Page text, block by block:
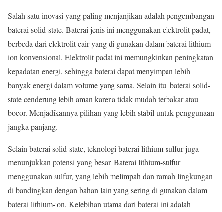
Salah satu inovasi yang paling menjanjikan adalah pengembangan
baterai solid-state. Baterai jenis ini menggunakan elektrolit padat,
berbeda dari elektrolit cair yang di gunakan dalam baterai lithium-
ion konvensional. Elektrolit padat ini memungkinkan peningkatan
kepadatan energi, sehingga baterai dapat menyimpan lebih
banyak energi dalam volume yang sama. Selain itu, baterai solid-
state cenderung lebih aman karena tidak mudah terbakar atau
bocor. Menjadikannya pilihan yang lebih stabil untuk penggunaan
jangka panjang.
Selain baterai solid-state, teknologi baterai lithium-sulfur juga
menunjukkan potensi yang besar. Baterai lithium-sulfur
menggunakan sulfur, yang lebih melimpah dan ramah lingkungan
di bandingkan dengan bahan lain yang sering di gunakan dalam
baterai lithium-ion. Kelebihan utama dari baterai ini adalah